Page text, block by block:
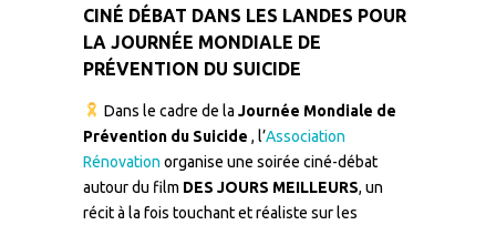
CINÉ DÉBAT DANS LES LANDES POUR
LA JOURNÉE MONDIALE DE
PRÉVENTION DU SUICIDE
Dans le cadre de la Journée Mondiale de
Prévention du Suicide , l’Association
Rénovation organise une soirée ciné-débat
autour du film DES JOURS MEILLEURS, un
récit à la fois touchant et réaliste sur les